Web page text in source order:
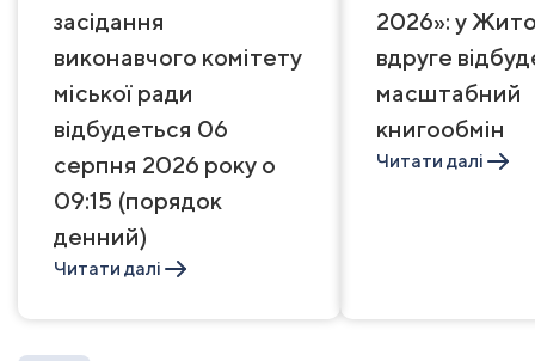
засідання
виконавчого комітету
міської ради
відбудеться 06
серпня 2026 року о
09:15 (порядок
денний)
Читати далі
2026»: у
вдруге
масштабний
книгообмін
Читати далі